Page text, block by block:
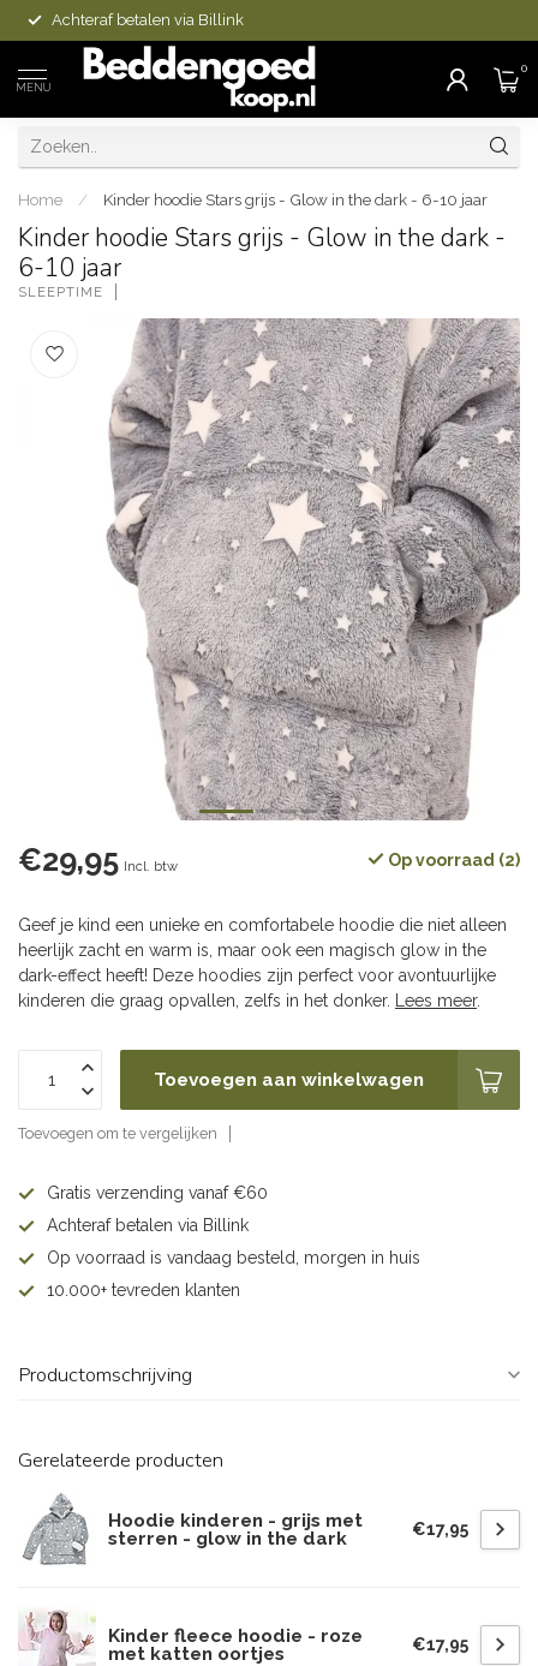
Achteraf betalen via Billink
MENU
0
Home / Kinder hoodie Stars grijs - Glow in the dark - 6-10 jaar
Kinder hoodie Stars grijs - Glow in the dark -
6-10 jaar
SLEEPTIME
€29,95 Incl. btw Op voorraad (2)
Geef je kind een unieke en comfortabele hoodie die niet alleen
heerlijk zacht en warm is, maar ook een magisch glow in the
dark-effect heeft! Deze hoodies zijn perfect voor avontuurlijke
kinderen die graag opvallen, zelfs in het donker.
Lees meer.
Toevoegen aan winkelwagen
Toevoegen om te vergelijken
Gratis verzending vanaf €60
Achteraf betalen via Billink
Op voorraad is vandaag besteld, morgen in huis
10.000+ tevreden klanten
Productomschrijving
Gerelateerde producten
Hoodie kinderen - grijs met
sterren - glow in the dark
€17,95
Kinder fleece hoodie - roze
met katten oortjes
€17,95